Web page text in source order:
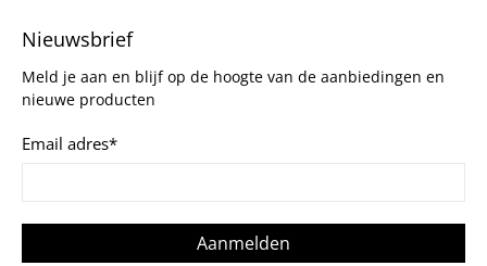
Nieuwsbrief
Meld je aan en blijf op de hoogte van de aanbiedingen en
nieuwe producten
Email adres*
Aanmelden